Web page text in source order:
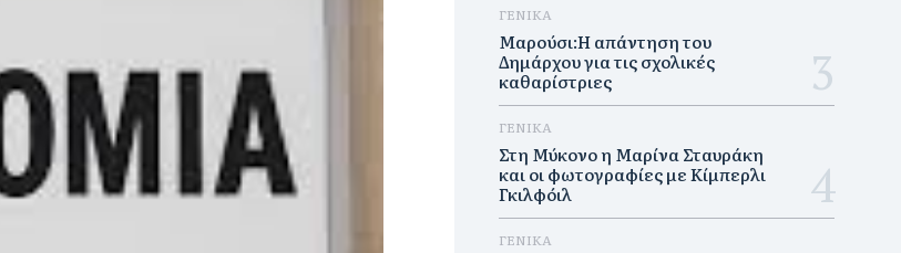
ΓΕΝΙΚΑ
Μαρούσι:Η απάντηση του
Δημάρχου για τις σχολικές
καθαρίστριες
ΓΕΝΙΚΑ
Στη Μύκονο η Μαρίνα Σταυράκη
και οι φωτογραφίες με Κίμπερλι
Γκιλφόιλ
ΓΕΝΙΚΑ